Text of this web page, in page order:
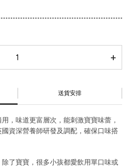
送貨安排
，味道更富層次，能刺激寶寶味蕾，
資深營養師研發及調配，確保口味搭
了寶寶，很多小孩都愛飲用單口味或